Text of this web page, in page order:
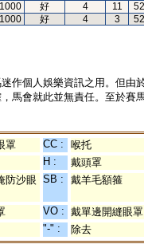
1000 好 4 11
52
1000 好 4 3 52
作個人娛樂資訊之用。但
馬會就此並無責任。至於賽
罩 CC :
喉托
H :
戴頭罩
防沙眼 SB : 戴羊毛額箍
VO : 戴單邊開縫眼罩
"-" : 除去